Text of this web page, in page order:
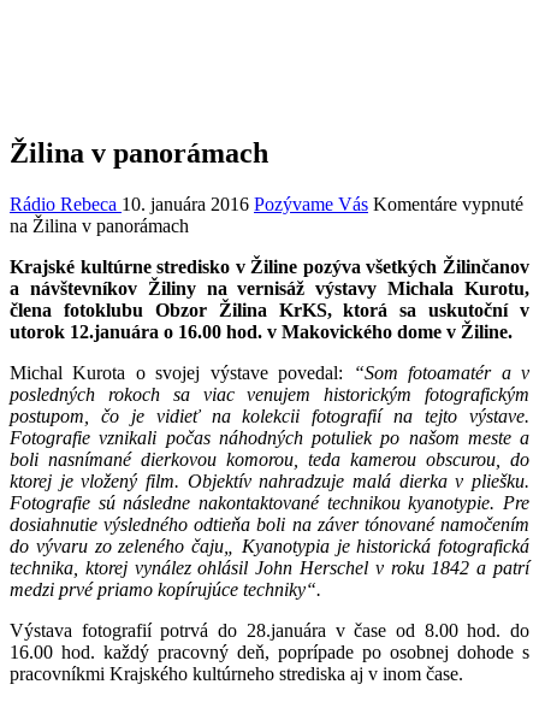
Žilina v panorámach
Rádio Rebeca 10. januára 2016 Pozývame Vás Komentáre vypnuté
na Žilina v panorámach
Krajské kultúrne stredisko v Žiline pozýva všetkých Žilinčanov
a návštevníkov Žiliny na vernisáž výstavy Michala Kurotu,
člena fotoklubu Obzor Žilina KrKS, ktorá sa uskutoční v
utorok 12.januára o 16.00 hod. v Makovického dome v Žiline.
Michal Kurota o svojej výstave povedal:
“Som fotoamatér a v
posledných rokoch sa viac venujem historickým fotografickým
postupom, čo je vidieť na kolekcii fotografií na tejto výstave.
Fotografie vznikali počas náhodných potuliek po našom meste a
boli nasnímané dierkovou komorou, teda kamerou obscurou, do
ktorej je vložený film. Objektív nahradzuje malá dierka v pliešku.
Fotografie sú následne nakontaktované technikou kyanotypie. Pre
dosiahnutie výsledného odtieňa boli na záver tónované namočením
do vývaru zo zeleného čaju„ Kyanotypia je historická fotografická
technika, ktorej vynález ohlásil John Herschel v roku 1842 a patrí
medzi prvé priamo kopírujúce techniky“.
Výstava fotografií potrvá do 28.januára v čase od 8.00 hod. do
16.00 hod. každý pracovný deň, poprípade po osobnej dohode s
pracovníkmi Krajského kultúrneho strediska aj v inom čase.